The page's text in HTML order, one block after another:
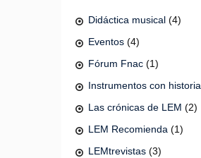
Didáctica musical (4)
Eventos (4)
Fórum Fnac (1)
Instrumentos con historia
Las crónicas de LEM (2)
LEM Recomienda (1)
LEMtrevistas (3)